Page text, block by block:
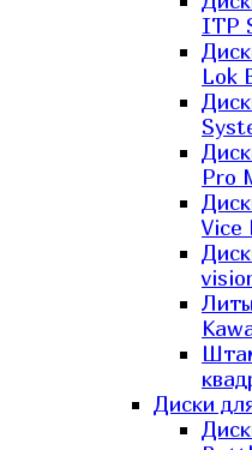
ITP
Lok
Pro
Vice
Диски